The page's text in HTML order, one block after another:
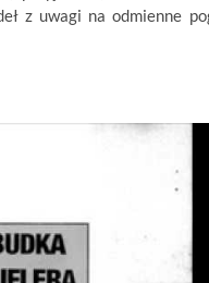
z uwagi na odmienne